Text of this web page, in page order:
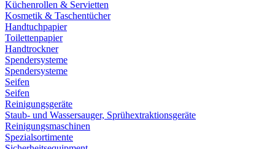
Küchenrollen & Servietten
Kosmetik & Taschentücher
Handtuchpapier
Toilettenpapier
Handtrockner
Spendersysteme
Spendersysteme
Seifen
Seifen
Reinigungsgeräte
Staub- und Wassersauger, Sprühextraktionsgeräte
Reinigungsmaschinen
Spezialsortimente